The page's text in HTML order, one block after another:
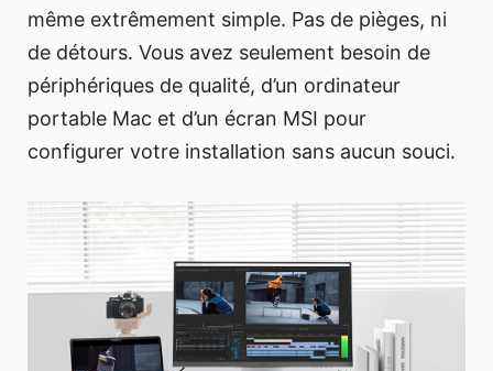
même extrêmement simple. Pas de pièges, ni
de détours. Vous avez seulement besoin de
périphériques de qualité, d’un ordinateur
portable Mac et d’un écran MSI pour
configurer votre installation sans aucun souci.